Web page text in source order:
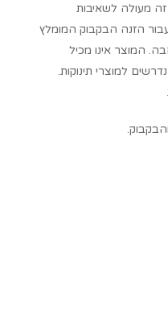
זה מעולה לשאיבות
הזנה הבקבוק המומלץ
המוצר אינו מכיל